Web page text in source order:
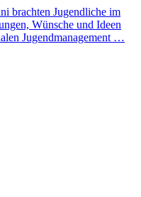
brachten Jugendliche im
Wünsche und Ideen
Jugendmanagement …